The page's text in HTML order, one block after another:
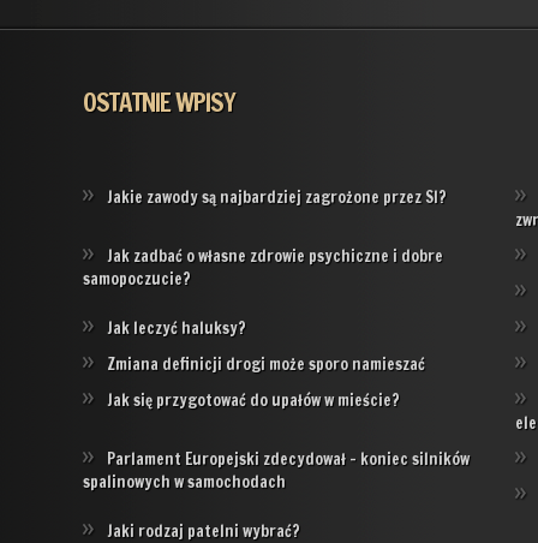
OSTATNIE WPISY
Jakie zawody są najbardziej zagrożone przez SI?
Jak zadbać o własne zdrowie psychiczne i dobre
samopoczucie?
Jak leczyć haluksy?
Zmiana definicji drogi może sporo namieszać
Jak się przygotować do upałów w mieście?
Parlament Europejski zdecydował – koniec silników
spalinowych w samochodach
Jaki rodzaj patelni wybrać?